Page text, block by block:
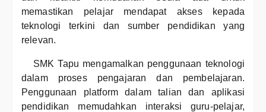
memastikan pelajar mendapat akses kepada
teknologi terkini dan sumber pendidikan yang
relevan.
SMK Tapu mengamalkan penggunaan teknologi
dalam proses pengajaran dan pembelajaran.
Penggunaan platform dalam talian dan aplikasi
pendidikan memudahkan interaksi guru-pelajar,